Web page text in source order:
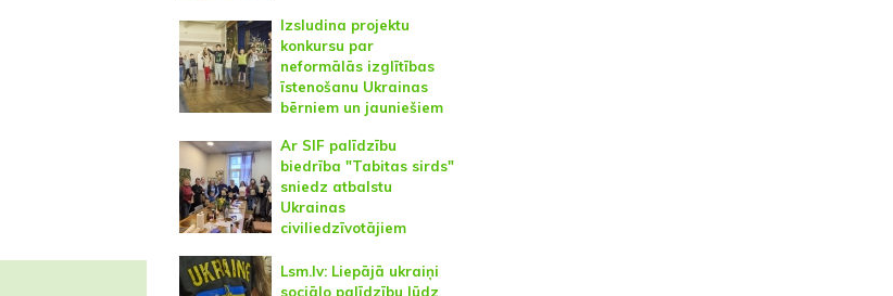
Izsludina projektu
konkursu par
neformālās izglītības
īstenošanu Ukrainas
bērniem un jauniešiem
Ar SIF palīdzību
biedrība "Tabitas sirds"
sniedz atbalstu
Ukrainas
civiliedzīvotājiem
Lsm.lv: Liepājā ukraiņi
sociālo palīdzību lūdz